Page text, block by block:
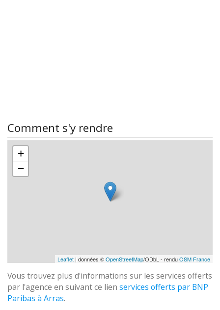
Comment s'y rendre
+
−
Leaflet | données ©OpenStreetMap/ODbL - renduOSM France
Vous trouvez plus d'informations sur les services offerts
par l'agence en suivant ce lien services offerts par BNP
Paribas à Arras.